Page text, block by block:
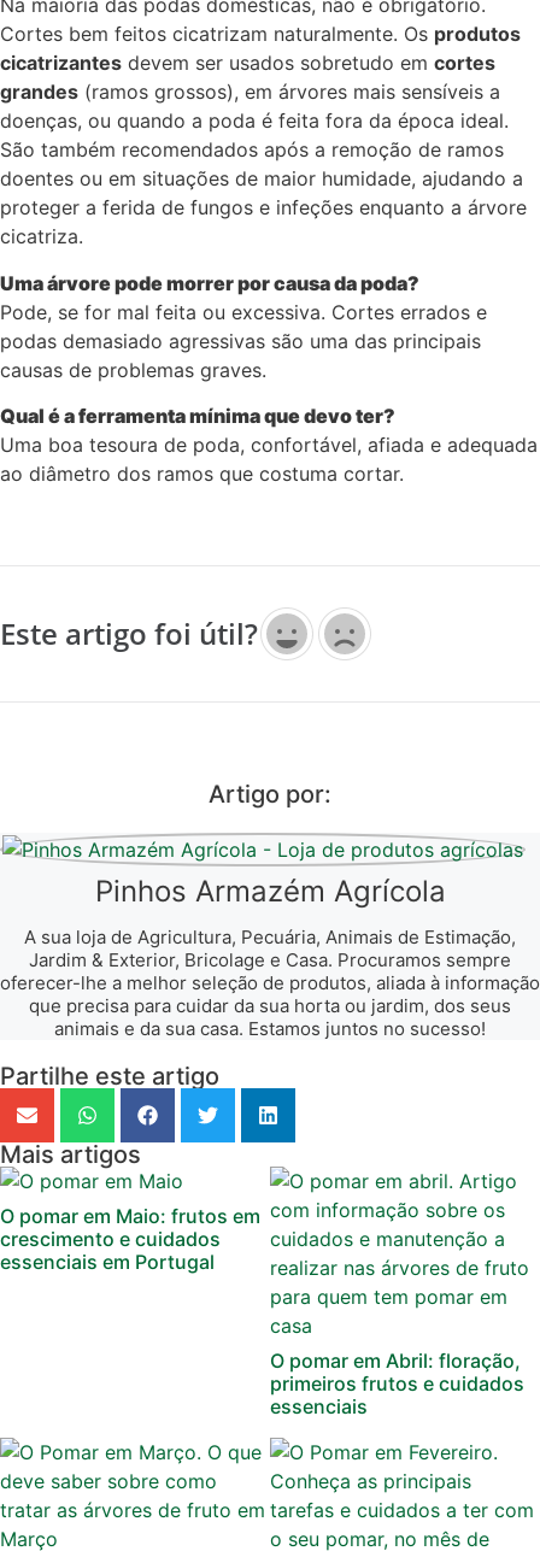
Na maioria das podas domésticas, não é obrigatório.
Cortes bem feitos cicatrizam naturalmente. Os produtos
cicatrizantes devem ser usados sobretudo em cortes
grandes (ramos grossos), em árvores mais sensíveis a
doenças, ou quando a poda é feita fora da época ideal.
São também recomendados após a remoção de ramos
doentes ou em situações de maior humidade, ajudando a
proteger a ferida de fungos e infeções enquanto a árvore
cicatriza.
Uma árvore pode morrer por causa da poda?
Pode, se for mal feita ou excessiva. Cortes errados e
podas demasiado agressivas são uma das principais
causas de problemas graves.
Qual é a ferramenta mínima que devo ter?
Uma boa tesoura de poda, confortável, afiada e adequada
ao diâmetro dos ramos que costuma cortar.
Este artigo foi útil?
Artigo por:
Pinhos Armazém Agrícola
A sua loja de Agricultura, Pecuária, Animais de Estimação,
Jardim & Exterior, Bricolage e Casa. Procuramos sempre
oferecer-lhe a melhor seleção de produtos, aliada à informação
que precisa para cuidar da sua horta ou jardim, dos seus
animais e da sua casa. Estamos juntos no sucesso!
Partilhe este artigo
Mais artigos
O pomar em Maio: frutos em
crescimento e cuidados
essenciais em Portugal
O pomar em Abril: floração,
primeiros frutos e cuidados
essenciais